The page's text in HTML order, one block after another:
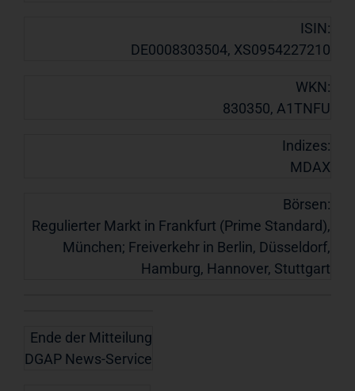
ISIN:
DE0008303504, XS0954227210
WKN:
830350, A1TNFU
Indizes:
MDAX
Börsen:
Regulierter Markt in Frankfurt (Prime Standard),
München; Freiverkehr in Berlin, Düsseldorf,
Hamburg, Hannover, Stuttgart
Ende der Mitteilung
DGAP News-Service